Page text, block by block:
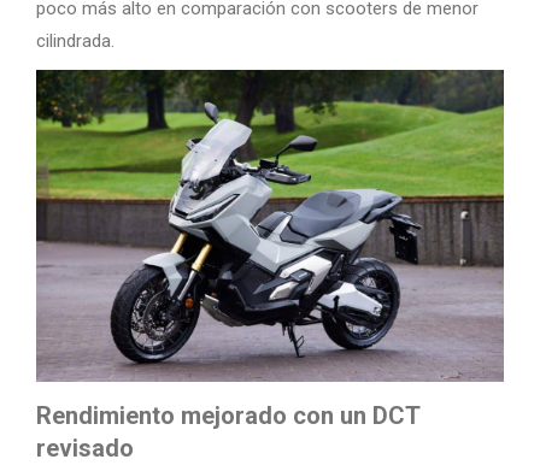
poco más alto en comparación con scooters de menor
cilindrada.
Rendimiento mejorado con un DCT
revisado